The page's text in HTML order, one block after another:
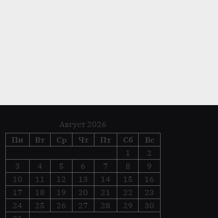
Август 2026
Пн
Вт Ср Чт Пт Сб
Вс
1
2
3
4 5 6 7 8
9
10
11 12 13 14 15
16
17
18 19 20 21 22
23
24
25 26 27 28 29
30